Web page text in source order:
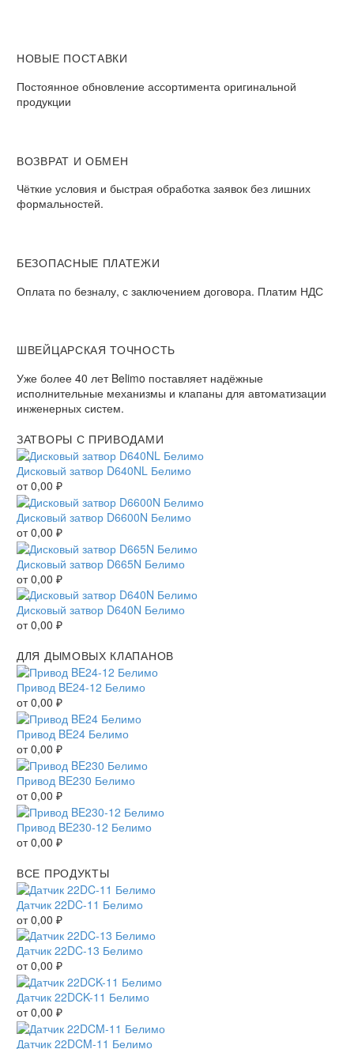
НОВЫЕ ПОСТАВКИ
Постоянное обновление ассортимента оригинальной
продукции
ВОЗВРАТ И ОБМЕН​
Чёткие условия и быстрая обработка заявок без лишних
формальностей.​
БЕЗОПАСНЫЕ ПЛАТЕЖИ​
Оплата по безналу, с заключением договора. Платим НДС​
ШВЕЙЦАРСКАЯ ТОЧНОСТЬ
Уже более 40 лет Belimo поставляет надёжные
исполнительные механизмы и клапаны для автоматизации
инженерных систем.
ЗАТВОРЫ С ПРИВОДАМИ
Дисковый затвор D640NL Белимо
от0,00 ₽
Дисковый затвор D6600N Белимо
от0,00 ₽
Дисковый затвор D665N Белимо
от0,00 ₽
Дисковый затвор D640N Белимо
от0,00 ₽
ДЛЯ ДЫМОВЫХ КЛАПАНОВ
Привод BE24-12 Белимо
от0,00 ₽
Привод BE24 Белимо
от0,00 ₽
Привод BE230 Белимо
от0,00 ₽
Привод BE230-12 Белимо
от0,00 ₽
ВСЕ ПРОДУКТЫ
Датчик 22DC-11 Белимо
от0,00 ₽
Датчик 22DC-13 Белимо
от0,00 ₽
Датчик 22DCK-11 Белимо
от0,00 ₽
Датчик 22DCM-11 Белимо